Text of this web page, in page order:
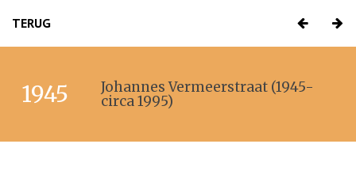
TERUG
1945
Johannes Vermeerstraat (1945-
circa 1995)